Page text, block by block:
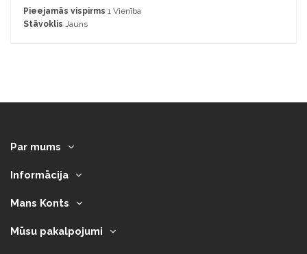
Pieejamās vispirms 1 Vienība
Stāvoklis Jauns
Par mums
Informācija
Mans Konts
Mūsu pakalpojumi